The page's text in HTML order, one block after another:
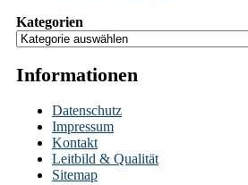
Kategorien
Informationen
Datenschutz
Impressum
Kontakt
Leitbild & Qualität
Sitemap